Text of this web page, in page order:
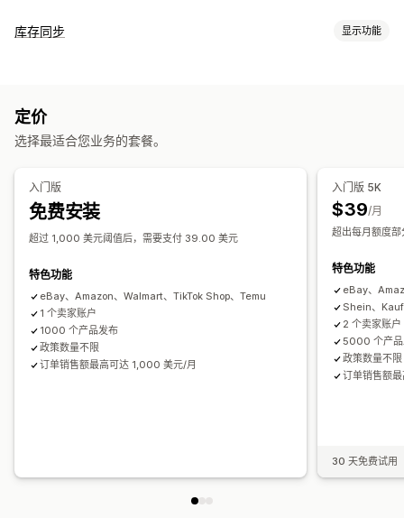
产品页面管理
订单管理
多地点发货
批量订单 订单同步
库存同步 显示功能
自动
数据导入和导出
定价
选择最适合您业务的套餐。
入门版
免费安装
超过 1,000 美元阈值后，需要支付 39.00 美元
特色功能
eBay、Amazon、Walmart、TikTok Shop、Temu
1 个卖家账户
1000 个产品发布
政策数量不限
订单销售额最高可达 1,000 美元/月
入门版 5K
$39/月
超出每月额度
特色功能
eBay、
Shein、
2 个卖家账户
5000 个产
政策数量不限
订单销售额
30 天免费试用